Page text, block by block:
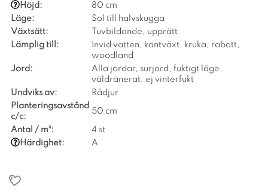
Höjd:
80 cm
Läge:
Sol till halvskugga
Växtsätt:
Tuvbildande, upprätt
Lämplig till:
Invid vatten, kantväxt, kruka, rabatt,
woodland
Jord:
Alla jordar, surjord, fuktigt läge,
väldränerat, ej vinterfukt
Undviks av:
Rådjur
Planteringsavstånd
c/c:
50 cm
Antal / m²:
4 st
Härdighet:
A